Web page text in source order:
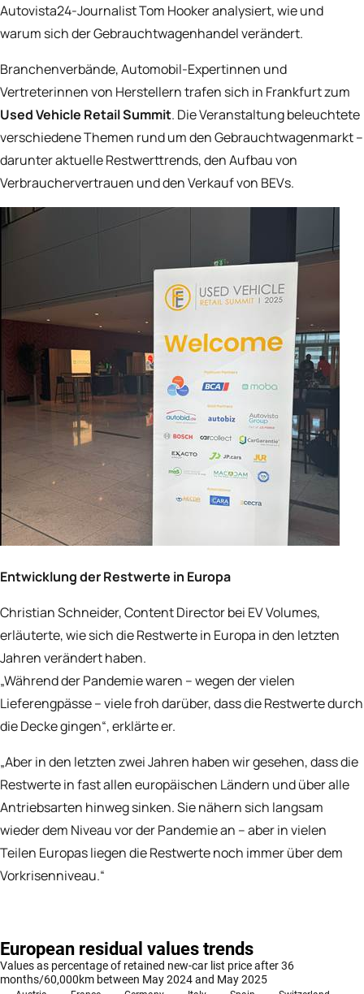
Autovista24-Journalist Tom Hooker analysiert, wie und
warum sich der Gebrauchtwagenhandel verändert.
Branchenverbände, Automobil-Expertinnen und
Vertreterinnen von Herstellern trafen sich in Frankfurt zum
Used Vehicle Retail Summit. Die Veranstaltung beleuchtete
verschiedene Themen rund um den Gebrauchtwagenmarkt –
darunter aktuelle Restwerttrends, den Aufbau von
Verbrauchervertrauen und den Verkauf von BEVs.
Entwicklung der Restwerte in Europa
Christian Schneider, Content Director bei EV Volumes,
erläuterte, wie sich die Restwerte in Europa in den letzten
Jahren verändert haben.
„Während der Pandemie waren – wegen der vielen
Lieferengpässe – viele froh darüber, dass die Restwerte durch
die Decke gingen“, erklärte er.
„Aber in den letzten zwei Jahren haben wir gesehen, dass die
Restwerte in fast allen europäischen Ländern und über alle
Antriebsarten hinweg sinken. Sie nähern sich langsam
wieder dem Niveau vor der Pandemie an – aber in vielen
Teilen Europas liegen die Restwerte noch immer über dem
Vorkrisenniveau.“